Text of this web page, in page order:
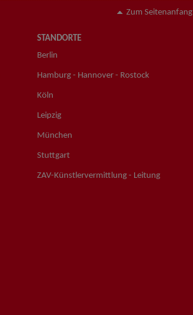
Zum Seitenanfang
STANDORTE
Berlin
Hamburg - Hannover - Rostock
Köln
Leipzig
München
Stuttgart
ZAV-Künstlervermittlung - Leitung